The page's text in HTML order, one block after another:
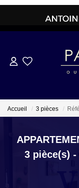
Accueil 3 pièces
3 pièce(s) -